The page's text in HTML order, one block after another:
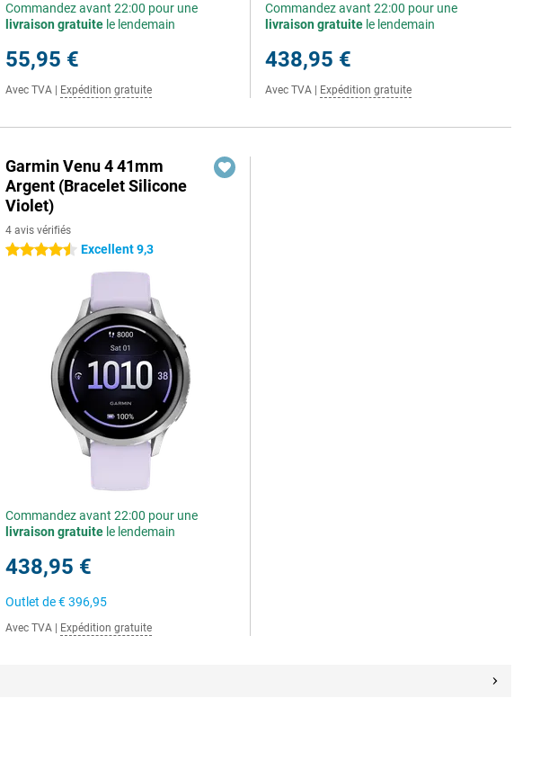
Commandez avant 22:00 pour une
livraison gratuite le lendemain
55,95 €
Avec TVA Expédition gratuite
Commandez avant 22:00 pour une
livraison gratuite le lendemain
438,95 €
Avec TVA Expédition gratuite
Garmin Venu 4 41mm
Argent (Bracelet Silicone
Violet)
4 avis vérifiés
4.5 étoiles Excellent 9,3
Commandez avant 22:00 pour une
livraison gratuite le lendemain
438,95 €
Outlet de€ 396,95
Avec TVA Expédition gratuite